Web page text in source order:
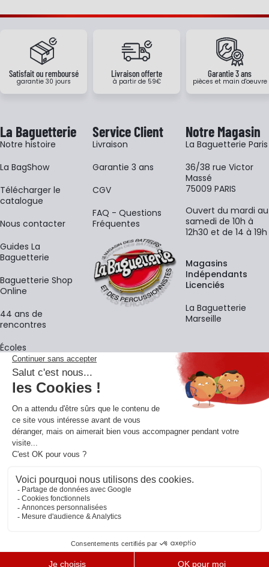
Satisfait ou remboursé
garantie 30 jours
Livraison offerte
à partir de 59€
Garantie 3 ans
pièces et main d'oeuvre
La Baguetterie
Notre histoire
La BagShow
​Télécharger le
catalogue
Nous contacter
Guides La
Baguetterie
Baguetterie Shop
Online
44 ans de
rencontres
Écoles
Service Client
Livraison
Garantie 3 ans
CGV
FAQ - Questions
Fréquentes
Notre Magasin
La Baguetterie Paris
36/38 rue Victor
Massé
75009 PARIS
Ouvert du mardi au
samedi de 10h à
12h30 et de 14 à 19h
Magasins
Indépendants
Licenciés
La Baguetterie
Marseille
La newsletter
Adresse e-mail
En vous inscrivant à notre newsletter, vous acceptez notre
confidentialité.
Retrouvons-nous sur